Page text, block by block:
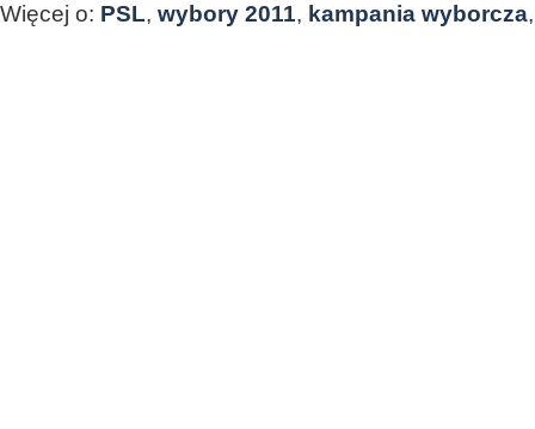
Więcej o: PSL, wybory 2011, kampania wyborcza